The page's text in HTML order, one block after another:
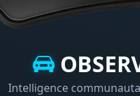
Intelligence